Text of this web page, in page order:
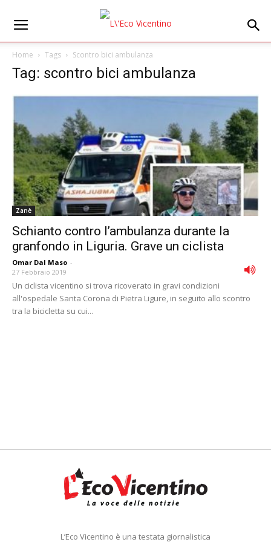
Home Tags Scontro bici ambulanza
Tag: scontro bici ambulanza
Zanè
Schianto contro l’ambulanza durante la
granfondo in Liguria. Grave un ciclista
Omar Dal Maso -
27 Febbraio 2019
Un ciclista vicentino si trova ricoverato in gravi condizioni
all'ospedale Santa Corona di Pietra Ligure, in seguito allo scontro
tra la bicicletta su cui...
L’Eco Vicentino è una testata giornalistica